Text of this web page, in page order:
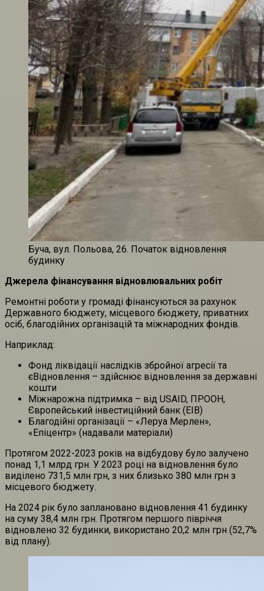
Буча, вул. Польова, 26. Початок відновлення
будинку
Джерела фінансування відновлювальних робіт
Ремонтні роботи у громаді фінансуються за рахунок
Державного бюджету, місцевого бюджету, приватних
осіб, благодійних організацій та міжнародних фондів.
Наприклад:
Фонд ліквідації наслідків збройної агресії та
єВідновлення – здійснює відновлення за державні
кошти
Міжнарожна підтримка – від USAID, ПРООН,
Європейський інвестиційний банк (EIB)
Благодійні організації – «Леруа Мерлен»,
«Епіцентр» (надавали матеріали)
Протягом 2022-2023 років на відбудову було залучено
понад 1,1 млрд грн. У 2023 році на відновлення було
виділено 731,5 млн грн, з них близько 380 млн грн з
місцевого бюджету.
На 2024 рік було заплановано відновлення 41 будинку
на суму 38,4 млн грн. Протягом першого півріччя
відновлено 32 будинки, використано 20,2 млн грн (52,7%
від плану).